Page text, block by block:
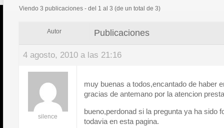
Viendo 3 publicaciones - del 1 al 3 (de un total de 3)
Autor Publicaciones
4 agosto, 2010 a las 21:16
silence
muy buenas a todos,encantado de haber
gracias de antemano por la atencion
bueno,perdonad si la pregunta ya ha sido
todavia en esta pagina.